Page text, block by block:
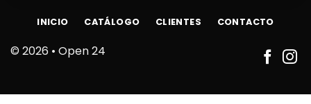
© 2026 • Open 24
INICIO CATÁLOGO CLIENTES CONTACTO